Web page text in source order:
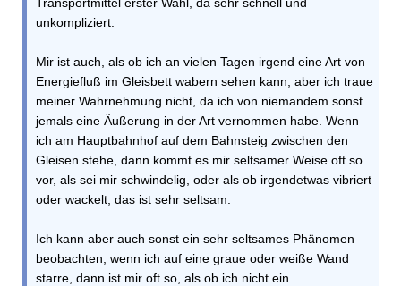
unkompliziert.
Mir ist auch, als ob ich an vielen Tagen irgend eine Art von
Energiefluß im Gleisbett wabern sehen kann, aber ich traue
meiner Wahrnehmung nicht, da ich von niemandem sonst
jemals eine Äußerung in der Art vernommen habe. Wenn
ich am Hauptbahnhof auf dem Bahnsteig zwischen den
Gleisen stehe, dann kommt es mir seltsamer Weise oft so
vor, als sei mir schwindelig, oder als ob irgendetwas vibriert
oder wackelt, das ist sehr seltsam.
Ich kann aber auch sonst ein sehr seltsames Phänomen
beobachten, wenn ich auf eine graue oder weiße Wand
starre, dann ist mir oft so, als ob ich nicht ein